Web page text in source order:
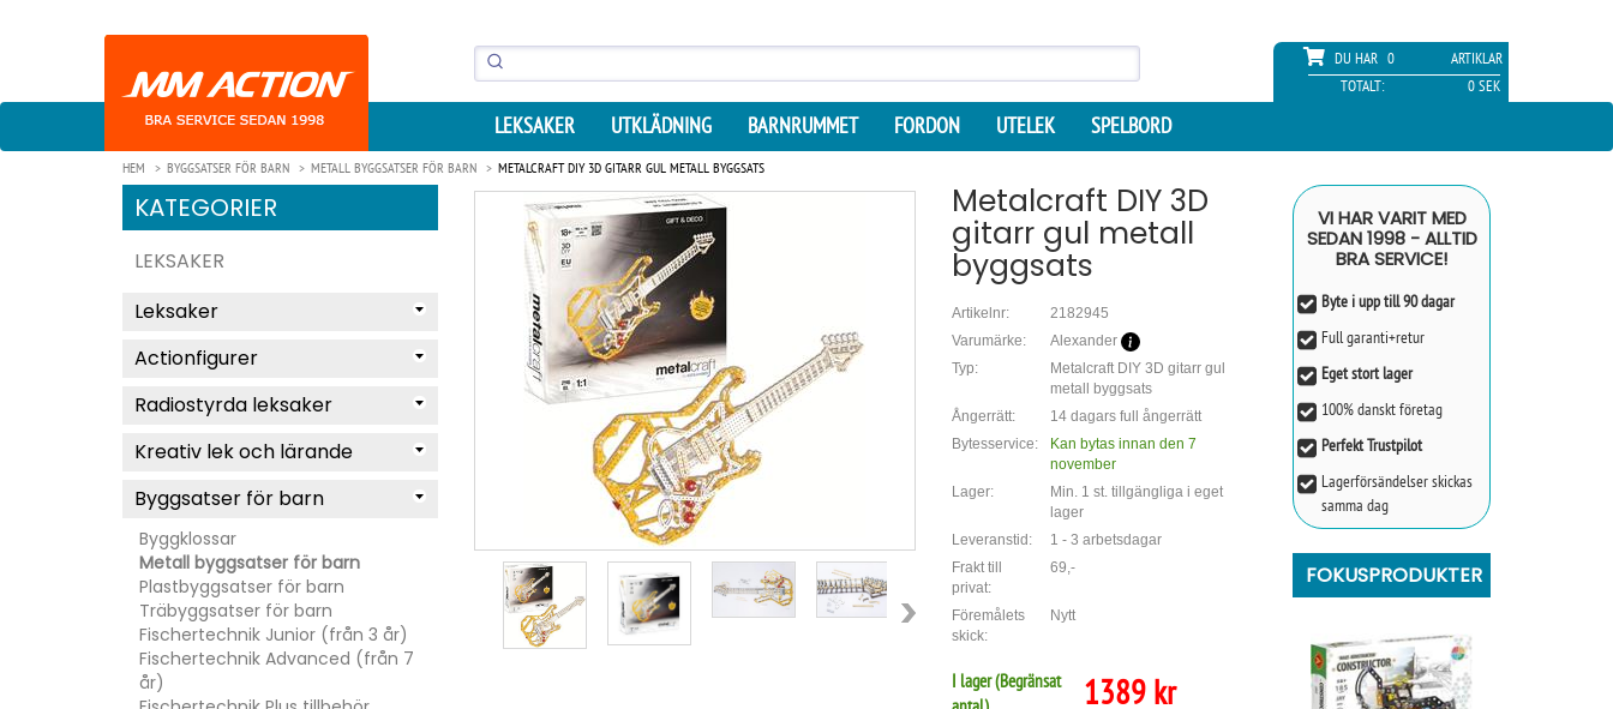
DU HAR 0
ARTIKLAR
TOTALT:
0 SEK
LEKSAKER UTKLÄDNING BARNRUMMET FORDON UTELEK SPELBORD
HEM BYGGSATSER FÖR BARN METALL BYGGSATSER FÖR BARN METALCRAFT DIY 3D GITARR GUL METALL BYGGSATS
KATEGORIER
LEKSAKER
Leksaker
Actionfigurer
Radiostyrda leksaker
Kreativ lek och lärande
Byggsatser för barn
Byggklossar
Metall byggsatser för barn
Plastbyggsatser för barn
Träbyggsatser för barn
Fischertechnik Junior (från 3 år)
Fischertechnik Advanced (från 7
år)
Metalcraft DIY 3D
gitarr gul metall
byggsats
Artikelnr:
2182945
Varumärke:
Alexander
Typ:
Metalcraft DIY 3D gitarr gul
metall byggsats
Ångerrätt:
14 dagars full ångerrätt
Bytesservice:
Kan bytas innan den 7
november
Lager:
Min. 1 st. tillgängliga i eget
lager
Leveranstid:
1 - 3 arbetsdagar
Frakt till
privat:
69,-
Föremålets
skick:
Nytt
I lager (Begränsat
1389 kr
VI HAR VARIT MED
SEDAN 1998 - ALLTID
BRA SERVICE!
Byte i upp till 90 dagar
Full garanti+retur
Eget stort lager
100% danskt företag
Perfekt Trustpilot
Lagerförsändelser skickas
samma dag
FOKUSPRODUKTER